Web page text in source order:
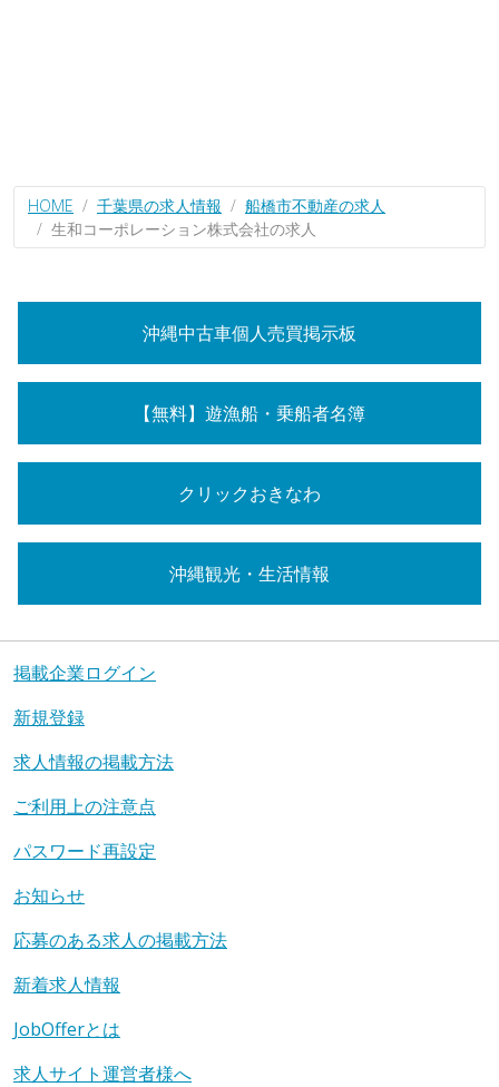
HOME 千葉県の求人情報
船橋市不動産の求人
生和コーポレーション株式会社の求人
沖縄中古車個人売買掲示板
【無料】遊漁船・乗船者名簿
クリックおきなわ
沖縄観光・生活情報
掲載企業ログイン
新規登録
求人情報の掲載方法
ご利用上の注意点
パスワード再設定
お知らせ
応募のある求人の掲載方法
新着求人情報
JobOfferとは
求人サイト運営者様へ